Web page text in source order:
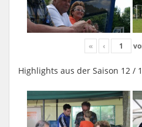
« ‹
Highlights aus der Saison 12 /